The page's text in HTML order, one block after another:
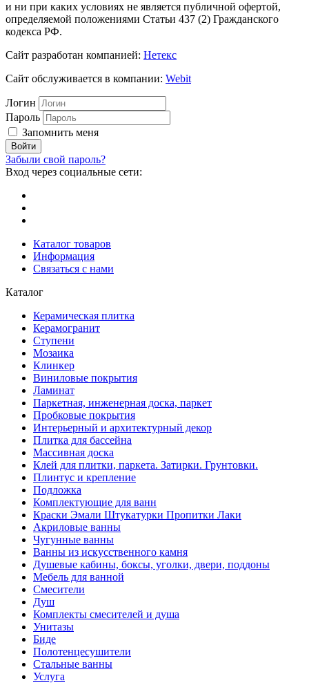
и ни при каких условиях не является публичной офертой,
определяемой положениями Статьи 437 (2) Гражданского
кодекса РФ.
Сайт разработан компанией: Нетекс
Сайт обслуживается в компании: Webit
Логин
Пароль
Запомнить меня
Забыли свой пароль?
Вход через социальные сети:
Каталог товаров
Информация
Связаться с нами
Каталог
Керамическая плитка
Керамогранит
Ступени
Мозаика
Клинкер
Виниловые покрытия
Ламинат
Паркетная, инженерная доска, паркет
Пробковые покрытия
Интерьерный и архитектурный декор
Плитка для бассейна
Массивная доска
Клей для плитки, паркета. Затирки. Грунтовки.
Плинтус и крепление
Подложка
Комплектующие для ванн
Краски Эмали Штукатурки Пропитки Лаки
Акриловые ванны
Чугунные ванны
Ванны из искусственного камня
Душевые кабины, боксы, уголки, двери, поддоны
Мебель для ванной
Смесители
Душ
Комплекты смесителей и душа
Унитазы
Биде
Полотенцесушители
Стальные ванны
Услуга